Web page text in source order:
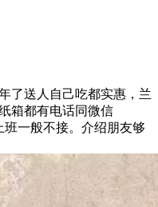
了送人自己吃都实惠，兰
箱都有电话同微信
一般不接。介绍朋友够